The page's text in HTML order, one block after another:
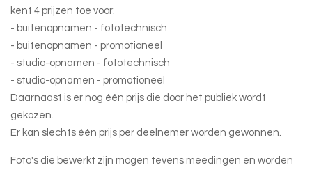
kent 4 prijzen toe voor:
- buitenopnamen - fototechnisch
- buitenopnamen - promotioneel
- studio-opnamen - fototechnisch
- studio-opnamen - promotioneel
Daarnaast is er nog één prijs die door het publiek wordt
gekozen.
Er kan slechts één prijs per deelnemer worden gewonnen.
Foto's die bewerkt zijn mogen tevens meedingen en worden